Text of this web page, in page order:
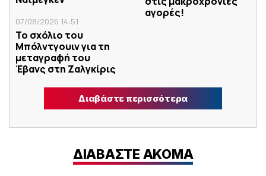
07/08/2026 14:51
Το σχόλιο του
Μπόλντγουιν για τη
μεταγραφή του
Έβανς στη Ζαλγκίρις
αγορές!
Διαβάστε περισσότερα
ΔΙΑΒΑΣΤΕ ΑΚΟΜΑ